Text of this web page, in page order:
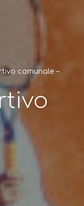
comunale –